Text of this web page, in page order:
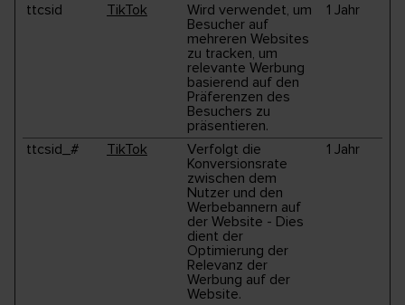
ttcsid TikTok
Wird verwendet, um
Besucher auf
mehreren Websites
zu tracken, um
relevante Werbung
basierend auf den
Präferenzen des
Besuchers zu
präsentieren.
1 Jahr
ttcsid_# TikTok
Verfolgt die
Konversionsrate
zwischen dem
Nutzer und den
Werbebannern auf
der Website - Dies
dient der
Optimierung der
Relevanz der
Werbung auf der
Website.
1 Jahr